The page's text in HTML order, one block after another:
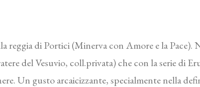
reggia di Portici (Minerva con Amore e la Pace).
del Vesuvio, coll.privata) che con la serie di
Un gusto arcaicizzante, specialmente nella